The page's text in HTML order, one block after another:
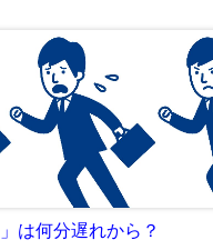
作れませんでしたが、最終
ができました。その体験を
での1年間、国費留学生とし
てすぐ、奨学金を毎月受け
座を開設しました。すると、
されましたが、このカードに
おらず、スーパーや通販サ
は何分遅れから？